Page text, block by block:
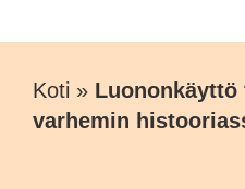
Koti » Luononkäyttö
varhemin